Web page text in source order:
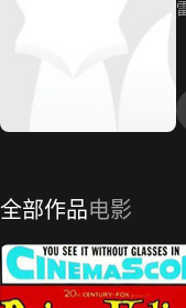
全部作品电影